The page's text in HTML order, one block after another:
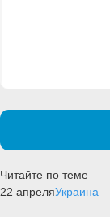
Читайте по теме
22 апреляУкраина